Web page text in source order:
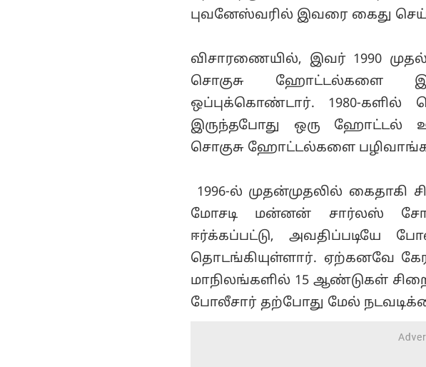
சொகுசு ஹோட்டல்களை
ஒப்புக்கொண்டார். 1980-களில்
இருந்தபோது ஒரு ஹோட்டல்
சொகுசு ஹோட்டல்களை பழிவாங்க
மோசடி மன்னன் சார்லஸ்
ஈர்க்கப்பட்டு, அவதிப்படியே
தொடங்கியுள்ளார். ஏற்கனவே
மாநிலங்களில் 15 ஆண்டுகள்
போலீசார் தற்போது மேல்